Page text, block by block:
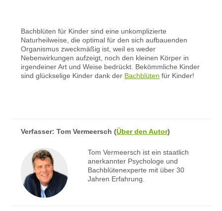
Bachblüten für Kinder sind eine unkomplizierte
Naturheilweise, die optimal für den sich aufbauenden
Organismus zweckmäßig ist, weil es weder
Nebenwirkungen aufzeigt, noch den kleinen Körper in
irgendeiner Art und Weise bedrückt. Bekömmliche Kinder
sind glückselige Kinder dank der Bachblüten für Kinder!
Verfasser:Tom Vermeersch (Über den Autor)
Tom Vermeersch ist ein staatlich
anerkannter Psychologe und
Bachblütenexperte mit über 30
Jahren Erfahrung.